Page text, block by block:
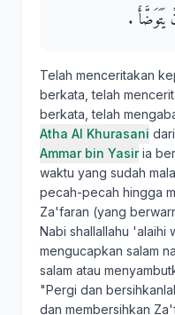
يَتَوَضَّأَ ‏.‏
Telah menceritakan
berkata, telah
berkata, telah
Atha Al Khurasani dari
Ammar bin Yasiria
waktu yang sudah
pecah-pecah hingga
Za'faran (yang
Nabi shallallahu 'alaihi
mengucapkan salam
salam atau
"Pergi dan
dan membersihkan